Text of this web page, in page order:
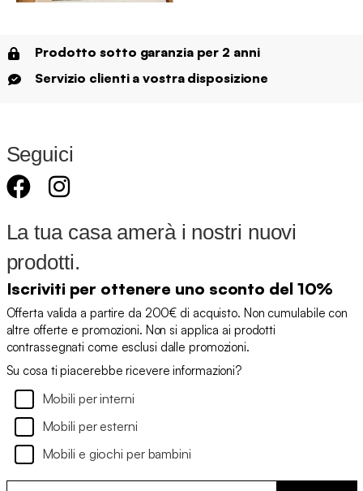
Prodotto sotto garanzia per 2 anni
Servizio clienti a vostra disposizione
Seguici
La tua casa amerà i nostri nuovi
prodotti.
Iscriviti per ottenere uno sconto del 10%
Offerta valida a partire da 200€ di acquisto. Non cumulabile con
altre offerte e promozioni. Non si applica ai prodotti
contrassegnati come esclusi dalle promozioni.
Su cosa ti piacerebbe ricevere informazioni?
Mobili per interni
Mobili per esterni
Mobili e giochi per bambini